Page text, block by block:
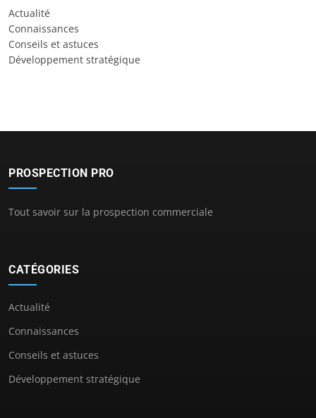
Actualité
Connaissances
Conseils et astuces
Développement stratégique
PROSPECTION PRO
Tout savoir sur la prospection commerciale
CATÉGORIES
Actualité
Connaissances
Conseils et astuces
Développement stratégique